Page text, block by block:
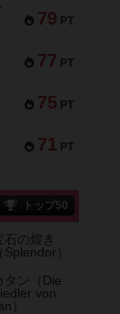
79 PT
77 PT
75 PT
71 PT
トップ50